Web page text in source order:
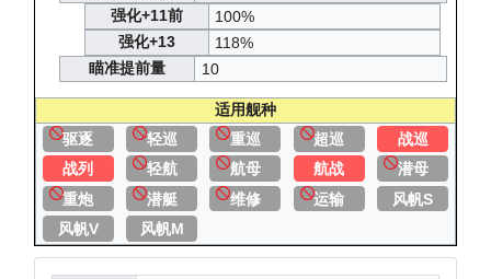
强化+11前
100%
强化+13
118%
瞄准提前量
10
适用舰种
驱逐
轻巡 重巡 超巡
战巡
战列
轻航 航母 航战
潜母
重炮
潜艇 维修 运输
风帆S
风帆V
风帆M